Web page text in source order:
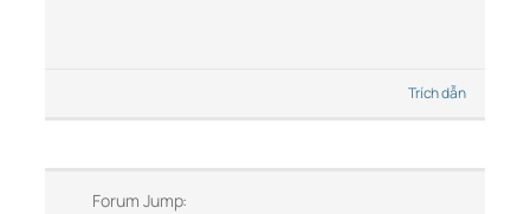
Trích dẫn
Forum Jump: